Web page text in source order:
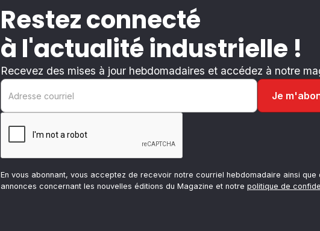
Restez connecté
à l'actualité industrielle !
Recevez des mises à jour hebdomadaires et accédez à notre
En vous abonnant, vous acceptez de recevoir notre courriel hebdomadaire ainsi que
annonces concernant les nouvelles éditions du Magazine et notre politique de